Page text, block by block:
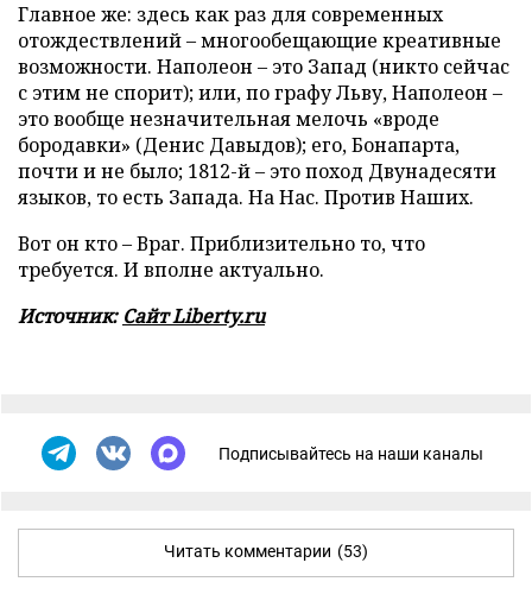
Главное же: здесь как раз для современных
отождествлений – многообещающие креативные
возможности. Наполеон – это Запад (никто сейчас
с этим не спорит); или, по графу Льву, Наполеон –
это вообще незначительная мелочь «вроде
бородавки» (Денис Давыдов); его, Бонапарта,
почти и не было; 1812-й – это поход Двунадесяти
языков, то есть Запада. На Нас. Против Наших.
Вот он кто – Враг. Приблизительно то, что
требуется. И вполне актуально.
Источник: СайтLiberty.ru
Подписывайтесь на наши каналы
Читать комментарии (53)